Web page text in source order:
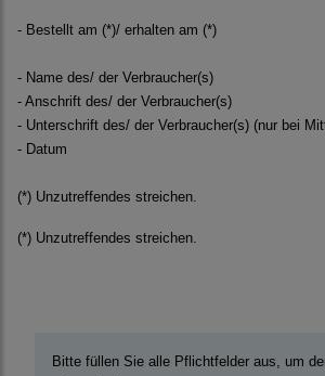
- Bestellt am (*)/ erhalten am (*)
- Name des/ der Verbraucher(s)
- Anschrift des/ der Verbraucher(s)
- Unterschrift des/ der Verbraucher(s) (nur bei
- Datum
(*) Unzutreffendes streichen.
(*) Unzutreffendes streichen.
Bitte füllen Sie alle Pflichtfelder aus, um